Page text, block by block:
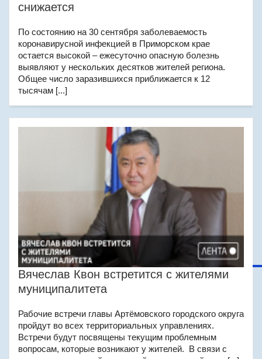
снижается
По состоянию на 30 сентября заболеваемость
коронавирусной инфекцией в Приморском крае
остается высокой – ежесуточно опасную болезнь
выявляют у нескольких десятков жителей региона.
Общее число заразившихся приближается к 12
тысячам [...]
Вячеслав Квон встретится с жителями
муниципалитета
Рабочие встречи главы Артёмовского городского округа
пройдут во всех территориальных управлениях.
Встречи будут посвящены текущим проблемным
вопросам, которые возникают у жителей. В связи с